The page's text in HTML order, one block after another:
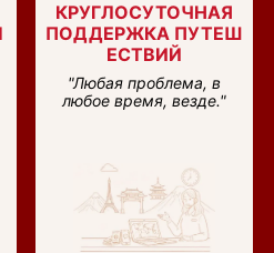
КРУГЛОСУТОЧНАЯ
ПОДДЕРЖКА ПУТЕШ
ЕСТВИЙ
"Любая проблема, в
любое время, везде."